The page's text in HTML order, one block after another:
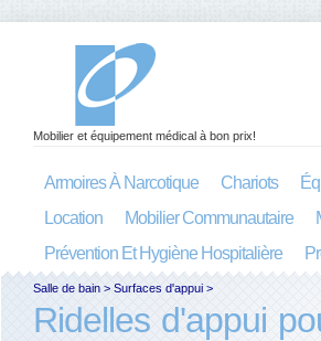
Mobilier et équipement médical à bon prix!
Armoires À Narcotique Chariots
Location
Mobilier Communautaire
Prévention Et Hygiène Hospitalière
Salle de bain > Surfaces d'appui >
Ridelles d'appui